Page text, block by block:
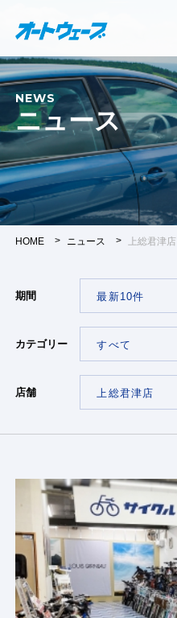
NEWS
ニュース
HOME ニュース 上総君津店
期間
カテゴリー
店舗